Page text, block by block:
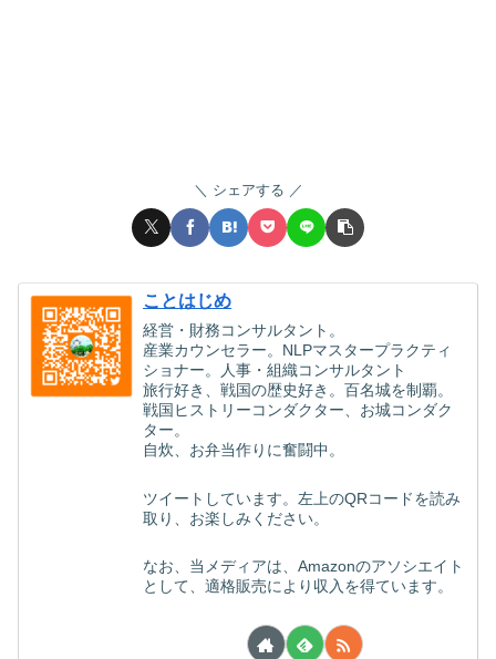
シェアする
ことはじめ
経営・財務コンサルタント。
産業カウンセラー。NLPマスタープラクティ
ショナー。人事・組織コンサルタント
旅行好き、戦国の歴史好き。百名城を制覇。
戦国ヒストリーコンダクター、お城コンダク
ター。
自炊、お弁当作りに奮闘中。
ツイートしています。左上のQRコードを読み
取り、お楽しみください。
なお、当メディアは、Amazonのアソシエイト
として、適格販売により収入を得ています。